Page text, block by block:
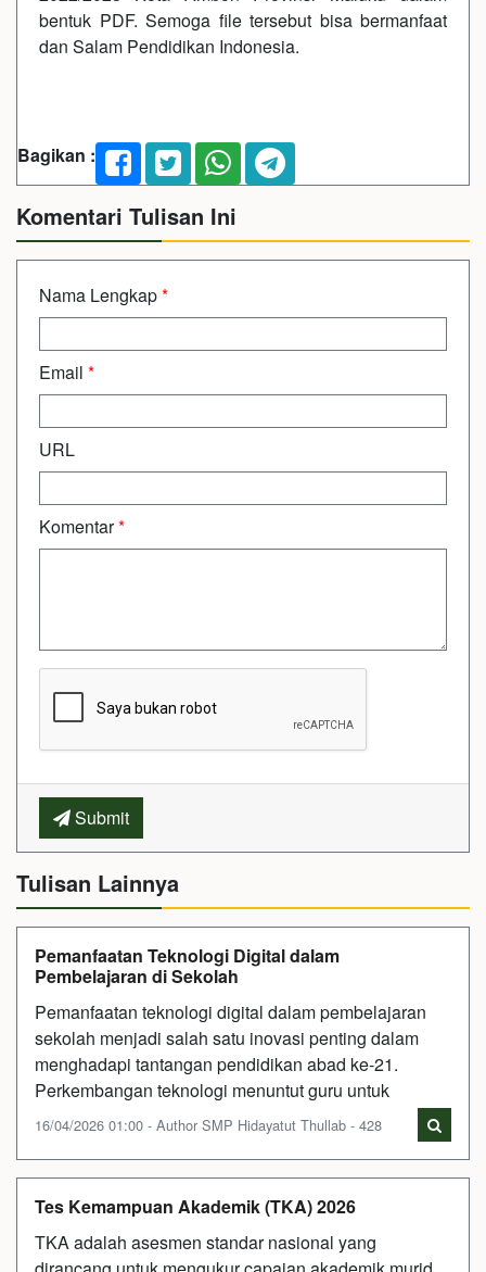
bentuk PDF. Semoga file tersebut bisa bermanfaat
dan Salam Pendidikan Indonesia.
Bagikan :
Komentari Tulisan Ini
Nama Lengkap*
Email *
URL
Komentar*
Submit
Tulisan Lainnya
Pemanfaatan Teknologi Digital dalam
Pembelajaran di Sekolah
Pemanfaatan teknologi digital dalam pembelajaran
sekolah menjadi salah satu inovasi penting dalam
menghadapi tantangan pendidikan abad ke-21.
Perkembangan teknologi menuntut guru untuk
16/04/2026 01:00 - Author SMP Hidayatut Thullab - 428
Tes Kemampuan Akademik (TKA) 2026
TKA adalah asesmen standar nasional yang